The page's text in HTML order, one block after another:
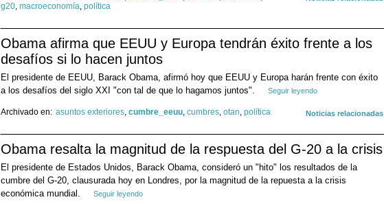
g20, macroeconomía, política
Obama afirma que EEUU y Europa tendrán éxito frente a los
desafíos si lo hacen juntos
El presidente de EEUU, Barack Obama, afirmó hoy que EEUU y Europa harán frente con éxito
a los desafíos del siglo XXI "con tal de que lo hagamos juntos".
Seguir leyendo
Noticias relacionadas
Archivado en: asuntos exteriores, cumbre_eeuu, cumbres, otan, política
Obama resalta la magnitud de la respuesta del G-20 a la crisis
El presidente de Estados Unidos, Barack Obama, consideró un "hito" los resultados de la
cumbre del G-20, clausurada hoy en Londres, por la magnitud de la repuesta a la crisis
económica mundial.
Seguir leyendo